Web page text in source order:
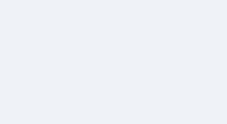
英語が「聞こえる・分かる・
【海外ツアー完全ガイド】ア